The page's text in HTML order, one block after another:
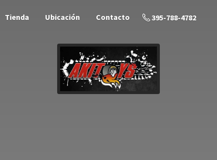
Tienda Ubicación Contacto 395-788-4782